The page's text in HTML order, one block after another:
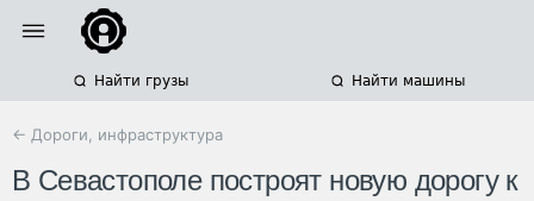
Найти грузы Найти машины
← Дороги, инфраструктура
В Севастополе построят новую дорогу к